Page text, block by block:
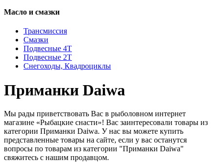
Масло и смазки
Трансмиссия
Смазки
Подвесные 4Т
Подвесные 2Т
Снегоходы, Квадроциклы
Приманки Daiwa
Мы рады приветствовать Вас в рыболовном интернет
магазине «Рыбацкие снасти»! Вас заинтересовали товары из
категории Приманки Daiwa. У нас вы можете купить
представленные товары на сайте, если у вас останутся
вопросы по товарам из категории "Приманки Daiwa"
свяжитесь с нашим продавцом.